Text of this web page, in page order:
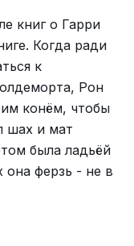
каждого
фигуры на доске
смотрите далее.
угла, был со
силами,
Нами взята
по 1 зерну
книг о Гарри
Когда ради
к
Рон
конём, чтобы
шах и мат
была ладьёй
она ферзь - не в